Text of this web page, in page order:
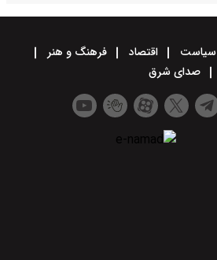
سیاست اقتصاد
فرهنگ و هنر
صدای شرق